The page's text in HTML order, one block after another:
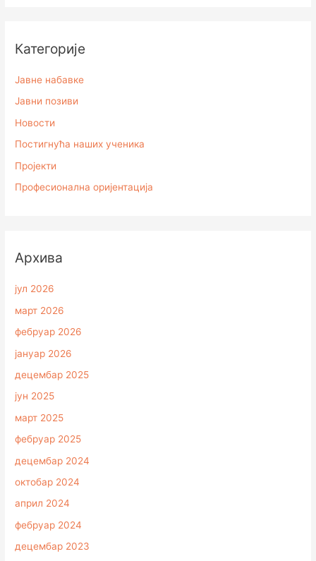
Категорије
Јавне набавке
Јавни позиви
Новости
Постигнућа наших ученика
Пројекти
Професионална оријентација
Архивa
јул 2026
март 2026
фебруар 2026
јануар 2026
децембар 2025
јун 2025
март 2025
фебруар 2025
децембар 2024
октобар 2024
април 2024
фебруар 2024
децембар 2023